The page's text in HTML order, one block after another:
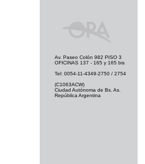
Av. Paseo Colón 982 PISO 3
OFICINAS 137 - 165 y 165 bis
Tel: 0054-11-4349-2750 / 2754
(C1063ACW)
Ciudad Autónoma de Bs. As.
República Argentina